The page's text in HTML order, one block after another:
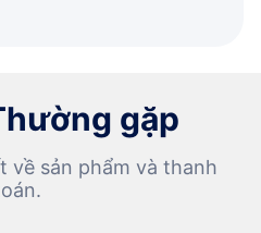
gặp
về sản phẩm và thanh